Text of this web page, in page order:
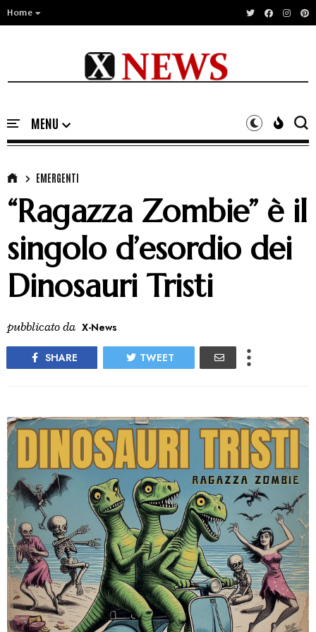
Home
EMERGENTI
“Ragazza Zombie” è il
singolo d’esordio dei
Dinosauri Tristi
pubblicato da X-News
SHARE TWEET